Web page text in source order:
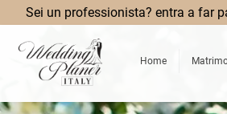
Sei un professionista? entra a far
Home